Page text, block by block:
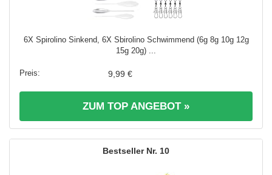
6X Spirolino Sinkend, 6X Sbirolino Schwimmend (6g 8g 10g 12g
15g 20g) ...
9,99 €
ZUM TOP ANGEBOT »
10